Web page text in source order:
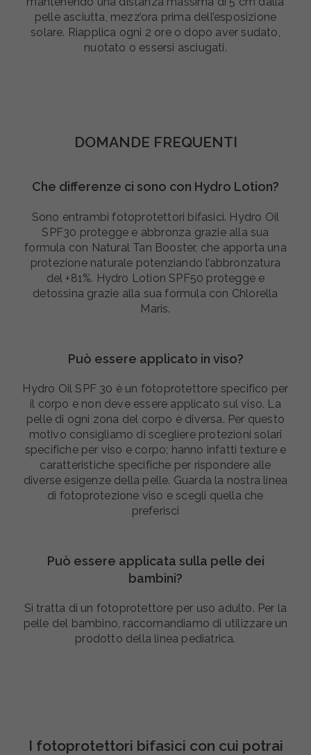
pelle asciutta, mezz’ora prima dell’esposizione
solare. Riapplica ogni 2 ore o dopo aver sudato,
nuotato o essersi asciugati.
DOMANDE FREQUENTI
Che differenze ci sono con Hydro Lotion?
Sono entrambi fotoprotettori bifasici. Hydro Oil
SPF30 protegge e abbronza grazie alla sua
formula con Natural Tan Booster, che apporta una
protezione naturale potenziando l’abbronzatura
del +81%. Hydro Lotion SPF50 protegge e
detossina grazie alla sua formula con Chlorella
Maris.
Può essere applicato in viso?
Hydro Oil SPF 30 è un fotoprotettore specifico per
il corpo e non deve essere applicato sul viso. La
pelle di ogni zona del corpo è diversa. Per questo
motivo consigliamo di scegliere protezioni solari
specifiche per viso e corpo; hanno infatti texture e
caratteristiche specifiche per rispondere alle
diverse esigenze della pelle. Guarda la nostra linea
di fotoprotezione viso e scegli quella che
preferisci
Può essere applicata sulla pelle dei
bambini?
Si tratta di un fotoprotettore per uso adulto. Per la
pelle del bambino, raccomandiamo di utilizzare un
prodotto della linea pediatrica.
I fotoprotettori bifasici con cui potrai